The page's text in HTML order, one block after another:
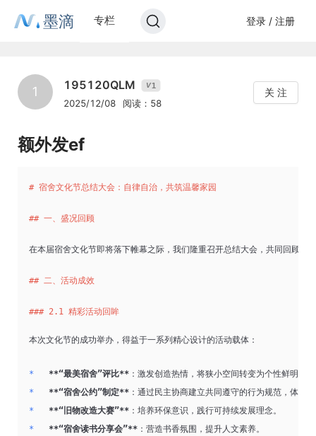
墨滴 专栏 登录 / 注册
1 195120QLM V1
2025/12/08 阅读：58
关 注
额外发ef
# 宿舍文化节总结大会：自律自治，共筑温馨家园
## 一、盛况回顾
在本届宿舍文化节即将落下帷幕之际，我们隆重召开总结大会，共同回顾这
## 二、活动成效
### 2.1 精彩活动回眸
本次文化节的成功举办，得益于一系列精心设计的活动载体：
* **“最美宿舍”评比** ：激发创造热情，将狭小空间转变为个性鲜明的
* **“宿舍公约”制定** ：通过民主协商建立共同遵守的行为规范，体现
* **“旧物改造大赛”** ：培养环保意识，践行可持续发展理念。
* **“宿舍读书分享会”** ：营造书香氛围，提升人文素养。